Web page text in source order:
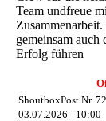
Team undfreue
Zusammenarbeit.
gemeinsam auch
Erfolg führen
ShoutboxPost Nr. 72
03.07.2026 - 10:00